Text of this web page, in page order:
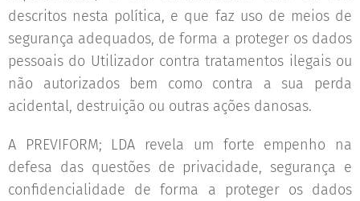
descritos nesta política, e que faz uso de meios de
segurança adequados, de forma a proteger os dados
pessoais do Utilizador contra tratamentos ilegais ou
não autorizados bem como contra a sua perda
acidental, destruição ou outras ações danosas.
A PREVIFORM; LDA revela um forte empenho na
defesa das questões de privacidade, segurança e
confidencialidade de forma a proteger os dados